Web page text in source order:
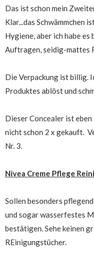
Das ist schon mein
Klar...das Schwämmchen
Hygiene, aber ich habe
Auftragen, seidig-mattes
Die Verpackung ist billig.
Produktes ablöst und
Dieser Concealer ist
nicht schon 2 x gekauft.
Nr. 3.
Nivea Creme Pflege
Sollen besonders
und sogar wasserfestes
bestätigen. Sehe keinen
REinigungstücher.